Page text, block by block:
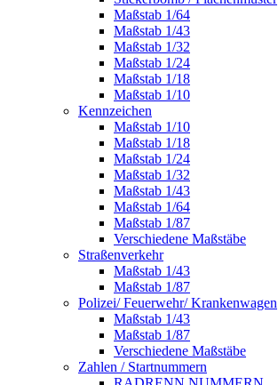
Maßstab 1/64
Maßstab 1/43
Maßstab 1/32
Maßstab 1/24
Maßstab 1/18
Maßstab 1/10
Kennzeichen
Maßstab 1/10
Maßstab 1/18
Maßstab 1/24
Maßstab 1/32
Maßstab 1/43
Maßstab 1/64
Maßstab 1/87
Verschiedene Maßstäbe
Straßenverkehr
Maßstab 1/43
Maßstab 1/87
Polizei/ Feuerwehr/ Krankenwagen
Maßstab 1/43
Maßstab 1/87
Verschiedene Maßstäbe
Zahlen / Startnummern